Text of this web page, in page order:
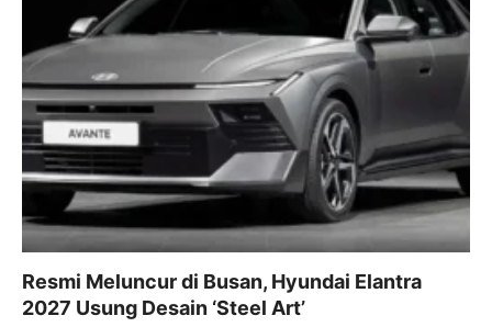
Resmi Meluncur di Busan, Hyundai Elantra
2027 Usung Desain ‘Steel Art’